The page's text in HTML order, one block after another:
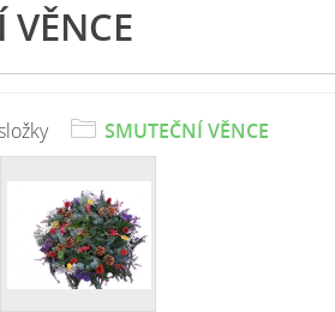
SMUTEČNÍ VĚNCE